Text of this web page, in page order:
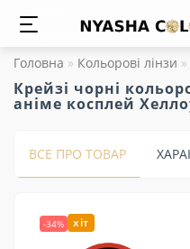
Головна Кольорові лінзи
Крейзі чорні
аніме косплей
ВСЕ ПРО ТОВАР
-34% хіт